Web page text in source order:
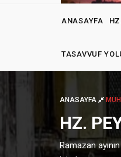
ANASAYFA
TASAVVUF
ANASAYFA
HZ.
Ramazan